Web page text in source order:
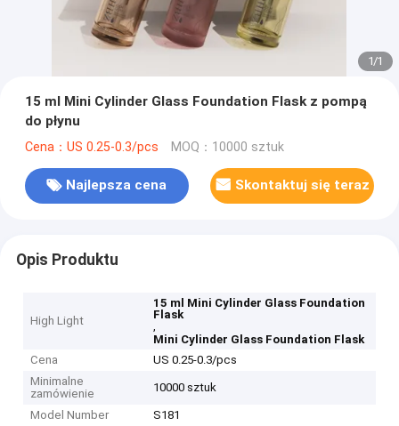
1/1
15 ml Mini Cylinder Glass Foundation Flask z pompą
do płynu
Cena：US 0.25-0.3/pcs MOQ：10000 sztuk
Najlepsza cena Skontaktuj się teraz
Opis Produktu
High Light
15 ml Mini Cylinder Glass Foundation
Flask
,
Mini Cylinder Glass Foundation Flask
Cena
US 0.25-0.3/pcs
Minimalne
zamówienie
10000 sztuk
Model Number
S181